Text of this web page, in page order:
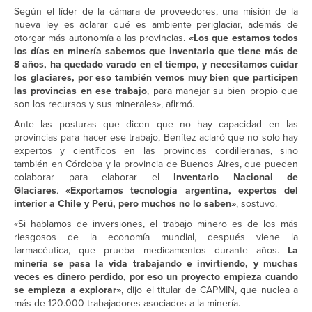
Según el líder de la cámara de proveedores, una misión de la
nueva ley es aclarar qué es ambiente periglaciar, además de
otorgar más autonomía a las provincias. «Los que estamos todos
los días en minería sabemos que inventario que tiene más de
8 años, ha quedado varado en el tiempo, y necesitamos cuidar
los glaciares, por eso también vemos muy bien que participen
las provincias en ese trabajo, para manejar su bien propio que
son los recursos y sus minerales», afirmó.
Ante las posturas que dicen que no hay capacidad en las
provincias para hacer ese trabajo, Benítez aclaró que no solo hay
expertos y científicos en las provincias cordilleranas, sino
también en Córdoba y la provincia de Buenos Aires, que pueden
colaborar para elaborar el Inventario Nacional de
Glaciares.«Exportamos tecnología argentina, expertos del
interior a Chile y Perú, pero muchos no lo saben», sostuvo.
«Si hablamos de inversiones, el trabajo minero es de los más
riesgosos de la economía mundial, después viene la
farmacéutica, que prueba medicamentos durante años.La
minería se pasa la vida trabajando e invirtiendo, y muchas
veces es dinero perdido, por eso un proyecto empieza cuando
se empieza a explorar», dijo el titular de CAPMIN, que nuclea a
más de 120.000 trabajadores asociados a la minería.